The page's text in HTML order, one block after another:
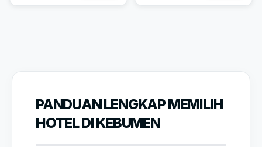
PANDUAN LENGKAP MEMILIH
HOTEL DI KEBUMEN